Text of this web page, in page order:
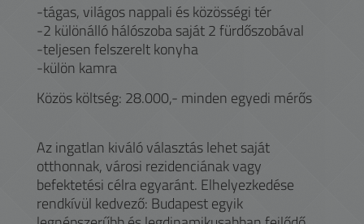
-tágas, világos nappali és közösségi tér
-2 különálló hálószoba saját 2 fürdőszobával
-teljesen felszerelt konyha
-külön kamra
Közös költség: 28.000,- minden egyedi mérős
Az ingatlan kiváló választás lehet saját
otthonnak, városi rezidenciának vagy
befektetési célra egyaránt. Elhelyezkedése
rendkívül kedvező: Budapest egyik